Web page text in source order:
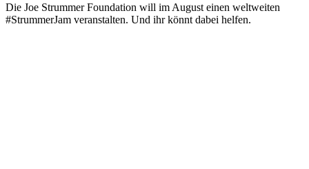
Die Joe Strummer Foundation will im August einen weltweiten
#StrummerJam veranstalten. Und ihr könnt dabei helfen.